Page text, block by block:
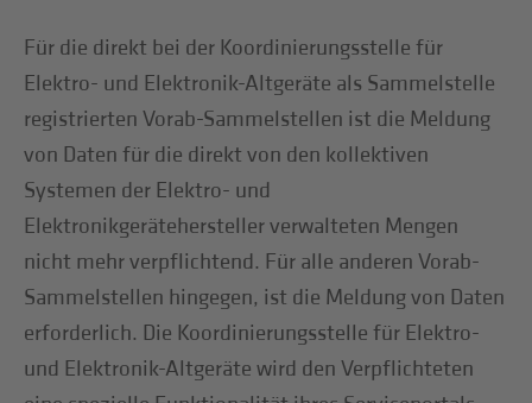
Für die direkt bei der Koordinierungsstelle für
Elektro- und Elektronik-Altgeräte als Sammelstelle
registrierten Vorab-Sammelstellen ist die Meldung
von Daten für die direkt von den kollektiven
Systemen der Elektro- und
Elektronikgerätehersteller verwalteten Mengen
nicht mehr verpflichtend. Für alle anderen Vorab-
Sammelstellen hingegen, ist die Meldung von Daten
erforderlich. Die Koordinierungsstelle für Elektro-
und Elektronik-Altgeräte wird den Verpflichteten